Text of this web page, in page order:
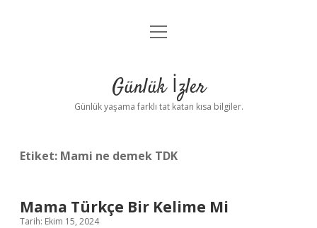
Anasayfa
Yasal Uyarı
menüyü
Günlük İzler
Günlük yaşama farklı tat katan kısa bilgiler.
Etiket: Mami ne demek TDK
Mama Türkçe Bir Kelime Mi
Tarih: Ekim 15, 2024